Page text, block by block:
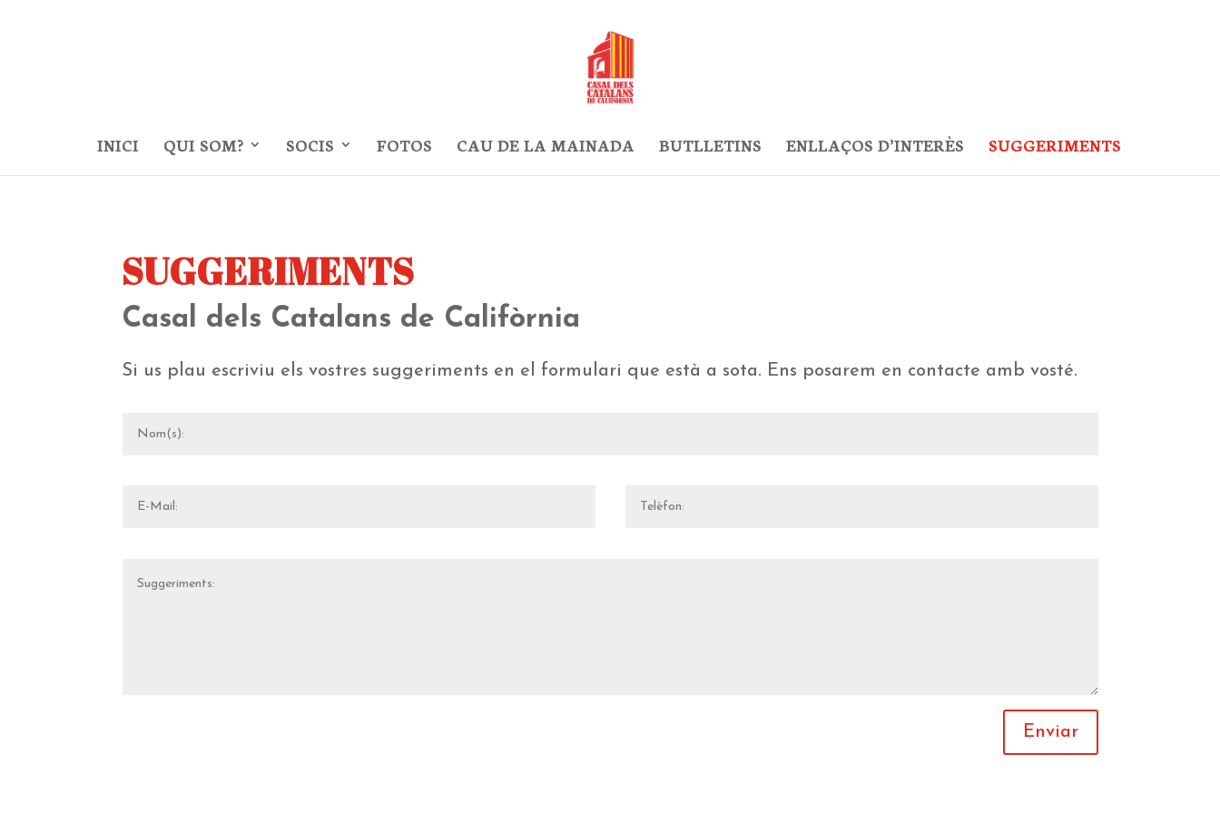
INICI QUI SOM? SOCIS FOTOS CAU DE LA MAINADA BUTLLETINS ENLLAÇOS D’INTERÈS SUGGERIMENTS
SUGGERIMENTS
Casal dels Catalans de Califòrnia
Si us plau escriviu els vostres suggeriments en el formulari que està a sota. Ens posarem en contacte amb vosté.
Enviar